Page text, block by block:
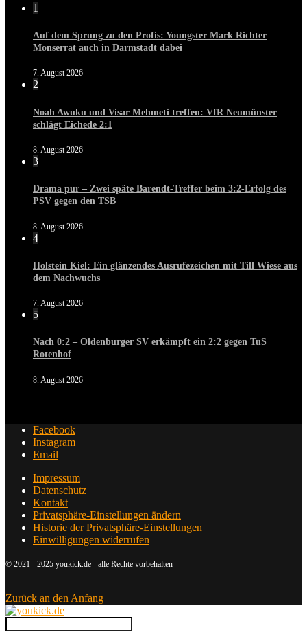
1
Auf dem Sprung zu den Profis: Youngster Mark Richter
Monserrat auch in Darmstadt dabei
7. August 2026
2
Noah Awuku und Visar Mehmeti treffen: VfR Neumünster
schlägt Eichede 2:1
8. August 2026
3
Drama pur – Zwei späte Barendt-Treffer beim 3:2-Erfolg des
PSV gegen den TSB
8. August 2026
4
Holstein Kiel: Ein glänzendes Ausrufezeichen mit Till Wiese aus
dem Nachwuchs
7. August 2026
5
Nach 0:2 – Oldenburger SV erkämpft ein 2:2 gegen TuS
Rotenhof
8. August 2026
Facebook
Instagram
Email
Impressum
Datenschutz
Kontakt
Privatsphäre-Einstellungen ändern
Historie der Privatsphäre-Einstellungen
Einwilligungen widerrufen
© 2021 - 2025 youkick.de - alle Rechte vorbehalten
Zurück an den Anfang